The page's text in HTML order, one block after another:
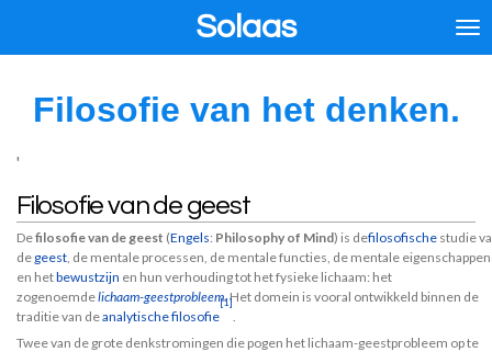
hoofdinhoud
Solaas
Filosofie van het denken.
'
Filosofie van de geest
Defilosofie van de geest (Engels: Philosophy of Mind) is defilosofische studie
de geest , de mentale processen, de mentale functies, de mentale eigenschappen
en hetbewustzijn en hun verhouding tot het fysieke lichaam: het
zogenoemdelichaam-geestprobleem. Het domein is vooral ontwikkeld binnen de
traditie van deanalytische filosofie
[1]
Twee van de grote denkstromingen die pogen het lichaam-geestprobleem op te